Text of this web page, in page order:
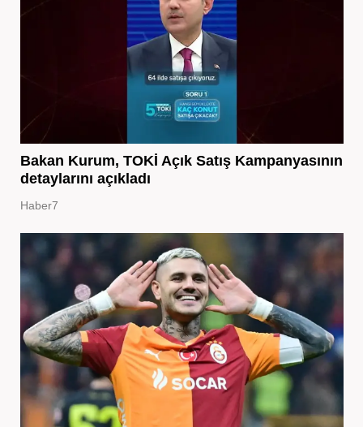
Bakan Kurum, TOKİ Açık Satış Kampanyasının
detaylarını açıkladı
Haber7